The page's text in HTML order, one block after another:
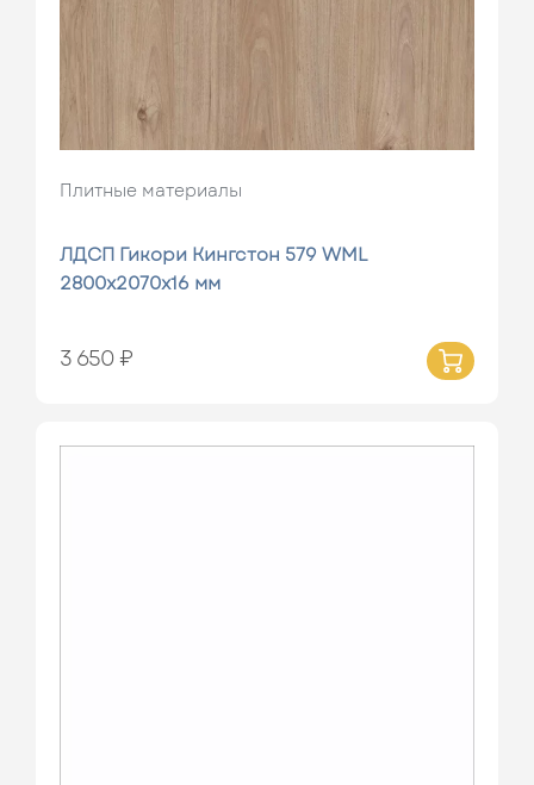
Плитные материалы
ЛДСП Гикори Кингстон 579 WML
2800х2070х16 мм
3 650 ₽